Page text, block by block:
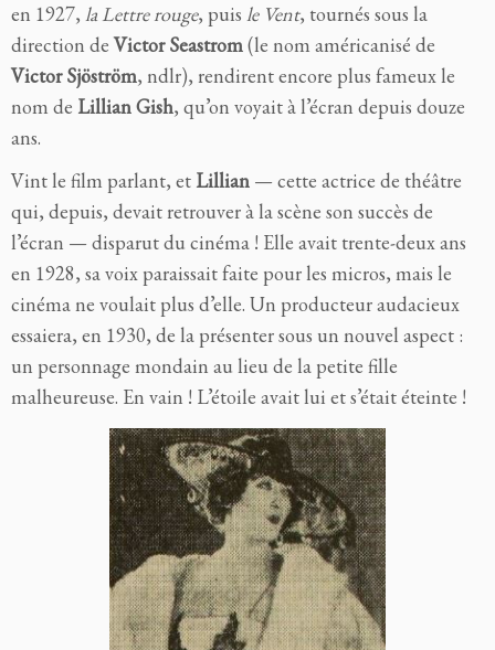
en 1927, la Lettre rouge, puis le Vent, tournés sous la
direction deVictor Seastrom(le nom américanisé de
Victor Sjöström, ndlr), rendirent encore plus fameux le
nom de Lillian Gish, qu’on voyait à l’écran depuis douze
ans.
Vint le film parlant, et Lillian — cette actrice de théâtre
qui, depuis, devait retrouver à la scène son succès de
l’écran — disparut du cinéma ! Elle avait trente-deux ans
en 1928, sa voix paraissait faite pour les micros, mais le
cinéma ne voulait plus d’elle. Un producteur audacieux
essaiera, en 1930, de la présenter sous un nouvel aspect :
un personnage mondain au lieu de la petite fille
malheureuse. En vain ! L’étoile avait lui et s’était éteinte !